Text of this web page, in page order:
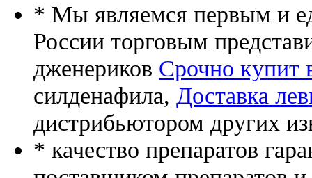
* Мы являемся первым и
России торговым
дженериков Срочно купит
силденафила, Доставка
дистрибьютором других
* качество препаратов